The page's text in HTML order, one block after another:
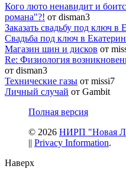
Кого люто ненавидит и
романа"?! от disman3
Заказать свадьбу под ключ в
Cвадьба под ключ в
Магазин шин и дисков от
Re: Физиология
от disman3
Технические газы от missi7
Личный случай от Gambit
Полная версия
© 2026 НИРП "Новая
|| Privacy Information.
Наверх